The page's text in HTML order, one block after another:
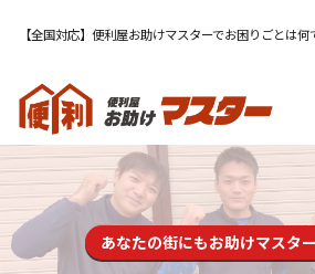
【全国対応】便利屋お助けマスターでお困りごとは何
あなたの街にもお助けマスタ